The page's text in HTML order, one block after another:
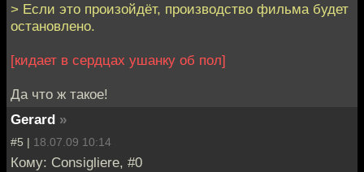
> Если это произойдёт, производство фильма будет
остановлено.
[кидает в сердцах ушанку об пол]
Да что ж такое!
Gerard »
#5 | 18.07.09 10:14
Кому: Consigliere, #0